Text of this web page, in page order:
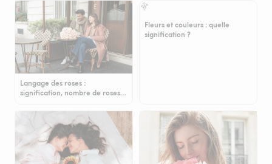
Langage des roses :
signification, nombre de roses…
Fleurs et couleurs : quelle
signification ?